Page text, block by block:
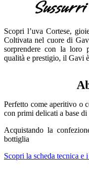
Scopri l’uva Cortese,
Coltivata nel cuore di
sorprendere con la loro
qualità e prestigio, il Gavi
Perfetto come aperitivo o
con primi delicati a base
Acquistando la
bottiglia
Scopri la scheda tecnica e